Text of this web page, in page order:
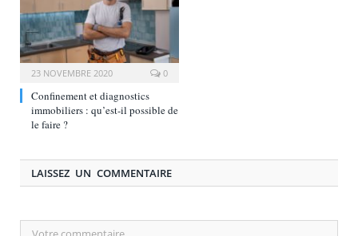
23 NOVEMBRE 2020 0
Confinement et diagnostics
immobiliers : qu’est-il possible de
le faire ?
LAISSEZ UN COMMENTAIRE